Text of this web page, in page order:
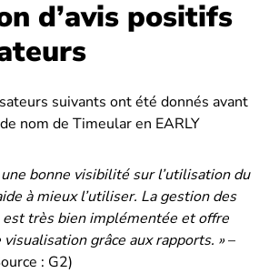
d’avis positifs
suivants ont été donnés avant
nom de Timeular en EARLY
bonne visibilité sur l’utilisation du
à mieux l’utiliser. La gestion des
est très bien implémentée et offre
visualisation grâce aux rapports. »–
: G2)